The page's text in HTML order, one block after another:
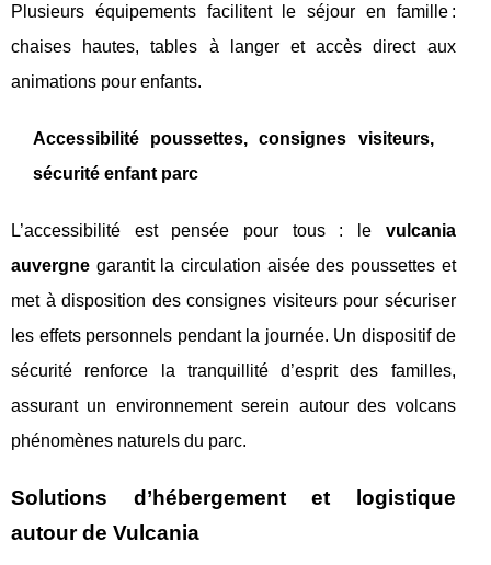
Plusieurs équipements facilitent le séjour en famille :
chaises hautes, tables à langer et accès direct aux
animations pour enfants.
Accessibilité poussettes, consignes visiteurs,
sécurité enfant parc
L’accessibilité est pensée pour tous : le vulcania
auvergne garantit la circulation aisée des poussettes et
met à disposition des consignes visiteurs pour sécuriser
les effets personnels pendant la journée. Un dispositif de
sécurité renforce la tranquillité d’esprit des familles,
assurant un environnement serein autour des volcans
phénomènes naturels du parc.
Solutions d’hébergement et logistique
autour de Vulcania